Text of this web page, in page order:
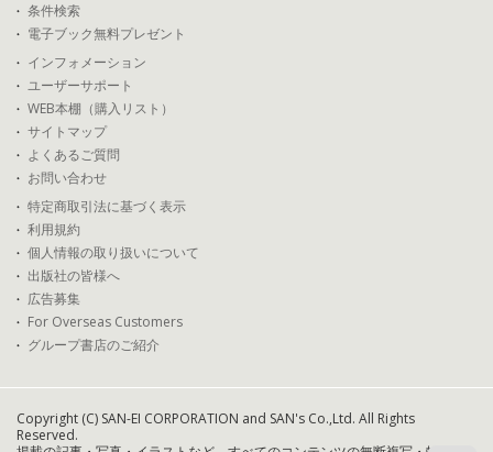
条件検索
電子ブック無料プレゼント
インフォメーション
ユーザーサポート
WEB本棚（購入リスト）
サイトマップ
よくあるご質問
お問い合わせ
特定商取引法に基づく表示
利用規約
個人情報の取り扱いについて
出版社の皆様へ
広告募集
For Overseas Customers
グループ書店のご紹介
Copyright (C) SAN-EI CORPORATION and SAN's Co.,Ltd. All Rights
Reserved.